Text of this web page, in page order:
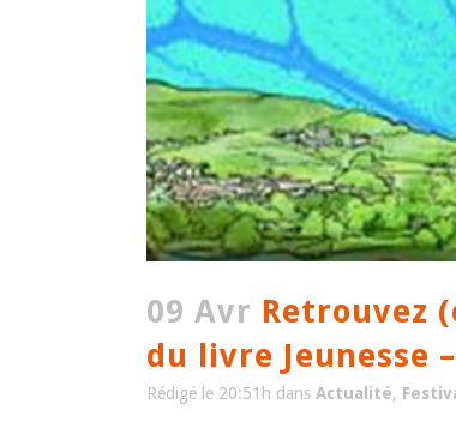
09 Avr Retrouvez
du livre Jeunesse
Rédigé le 20:51h dans Actualité,